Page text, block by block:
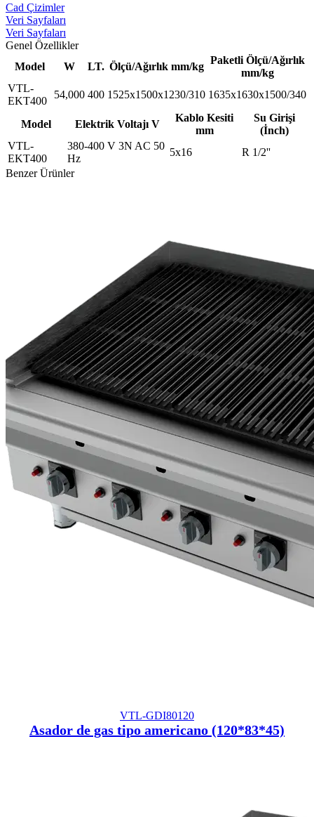
Cad Çizimler
Veri Sayfaları
Veri Sayfaları
Genel Özellikler
Model
W LT. Ölçü/Ağırlık mm/kg
Paketli Ölçü/Ağırlık
mm/kg
VTL-
EKT400
54,000 400 1525x1500x1230/310 1635x1630x1500/340
Model Elektrik Voltajı V
Kablo Kesiti
mm
Su Girişi
(İnch)
VTL-
EKT400
380-400 V 3N AC 50
Hz
5x16
R 1/2''
Benzer Ürünler
VTL-GDI80120
Asador de gas tipo americano (120*83*45)